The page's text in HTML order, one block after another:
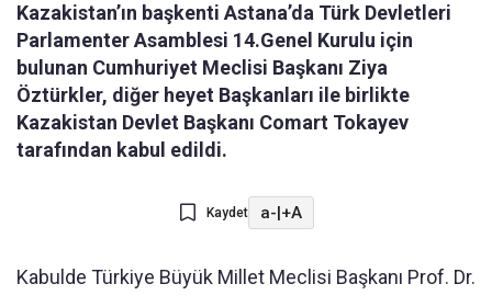
Kazakistan’ın başkenti Astana’da Türk Devletleri
Parlamenter Asamblesi 14.Genel Kurulu için
bulunan Cumhuriyet Meclisi Başkanı Ziya
Öztürkler, diğer heyet Başkanları ile birlikte
Kazakistan Devlet Başkanı Comart Tokayev
tarafından kabul edildi.
Kaydet a-|+A
Kabulde Türkiye Büyük Millet Meclisi Başkanı Prof. Dr.